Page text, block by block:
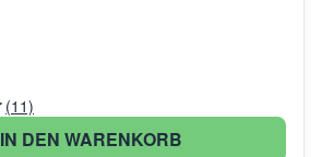
(11)
IN DEN WARENKORB